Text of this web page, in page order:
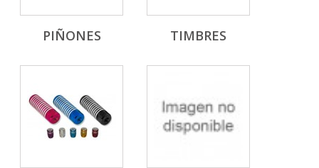
PIÑONES TIMBRES